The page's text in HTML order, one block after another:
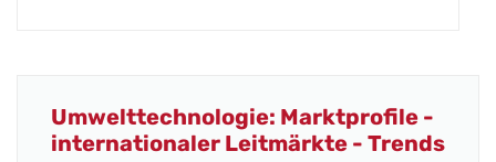
Umwelttechnologie: Marktprofile -
internationaler Leitmärkte - Trends